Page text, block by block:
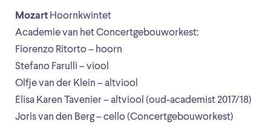
Mozart Hoornkwintet
Academie van het Concertgebouworkest:
Fiorenzo Ritorto – hoorn
Stefano Farulli – viool
Olfje van der Klein – altviool
Elisa Karen Tavenier – altviool (oud-academist 2017/18)
Joris van den Berg – cello (Concertgebouworkest)